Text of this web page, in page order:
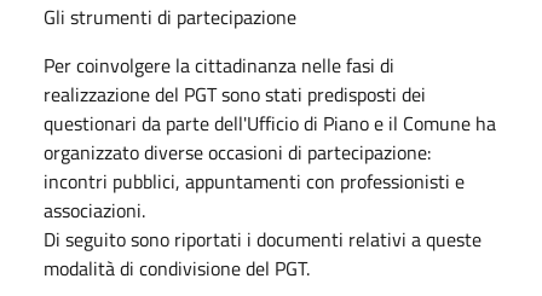
Gli strumenti di partecipazione
Per coinvolgere la cittadinanza nelle fasi di
realizzazione del PGT sono stati predisposti dei
questionari da parte dell'Ufficio di Piano e il Comune ha
organizzato diverse occasioni di partecipazione:
incontri pubblici, appuntamenti con professionisti e
associazioni.
Di seguito sono riportati i documenti relativi a queste
modalità di condivisione del PGT.